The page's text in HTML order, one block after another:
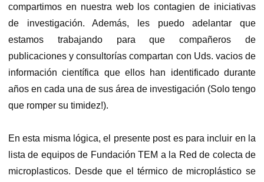
compartimos en nuestra web los contagien de iniciativas
de investigación. Además, les puedo adelantar que
estamos trabajando para que compañeros de
publicaciones y consultorías compartan con Uds. vacios de
información científica que ellos han identificado durante
años en cada una de sus área de investigación (Solo tengo
que romper su timidez!).
En esta misma lógica, el presente post es para incluir en la
lista de equipos de Fundación TEM a la Red de colecta de
microplasticos. Desde que el térmico de microplástico se